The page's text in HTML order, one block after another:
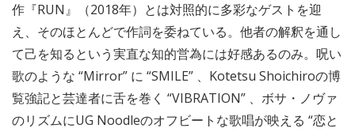
作『RUN』（2018年）とは対照的に多彩なゲストを迎
え、そのほとんどで作詞を委ねている。他者の解釈を通し
て己を知るという実直な知的営為には好感あるのみ。呪い
歌のような “Mirror” に “SMILE” 、Kotetsu Shoichiroの博
覧強記と芸達者に舌を巻く “VIBRATION” 、ボサ・ノヴァ
のリズムにUG Noodleのオフビートな歌唱が映える “恋と